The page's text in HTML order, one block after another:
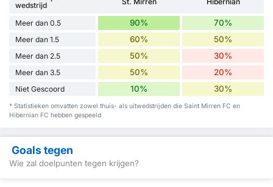
wedstrijd
Meer dan 0.5 90% 70%
Meer dan 1.5 60% 50%
Meer dan 2.5 50% 30%
Meer dan 3.5 50% 20%
Niet Gescoord 10% 30%
* Statistieken omvatten zowel thuis- als uitwedstrijden die Saint Mirren FC en
Hibernian FC hebben gespeeld
Goals tegen
Wie zal doelpunten tegen krijgen?